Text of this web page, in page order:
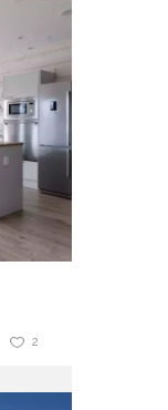
2